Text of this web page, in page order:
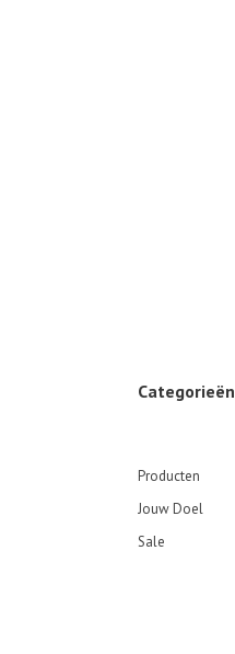
Categorieën
Producten
Jouw Doel
Sale